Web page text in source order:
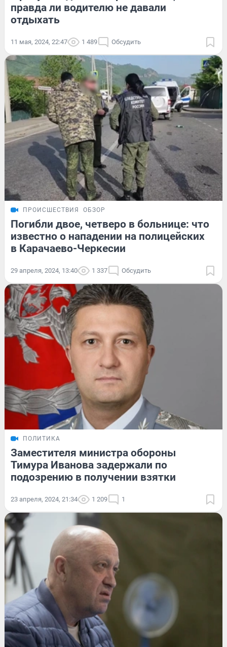
правда ли водителю не давали
отдыхать
11 мая, 2024, 22:47 1 489 Обсудить
ПРОИСШЕСТВИЯ ОБЗОР
Погибли двое, четверо в больнице: что
известно о нападении на полицейских
в Карачаево-Черкесии
29 апреля, 2024, 13:40 1 337 Обсудить
ПОЛИТИКА
Заместителя министра обороны
Тимура Иванова задержали по
подозрению в получении взятки
23 апреля, 2024, 21:34 1 209 1